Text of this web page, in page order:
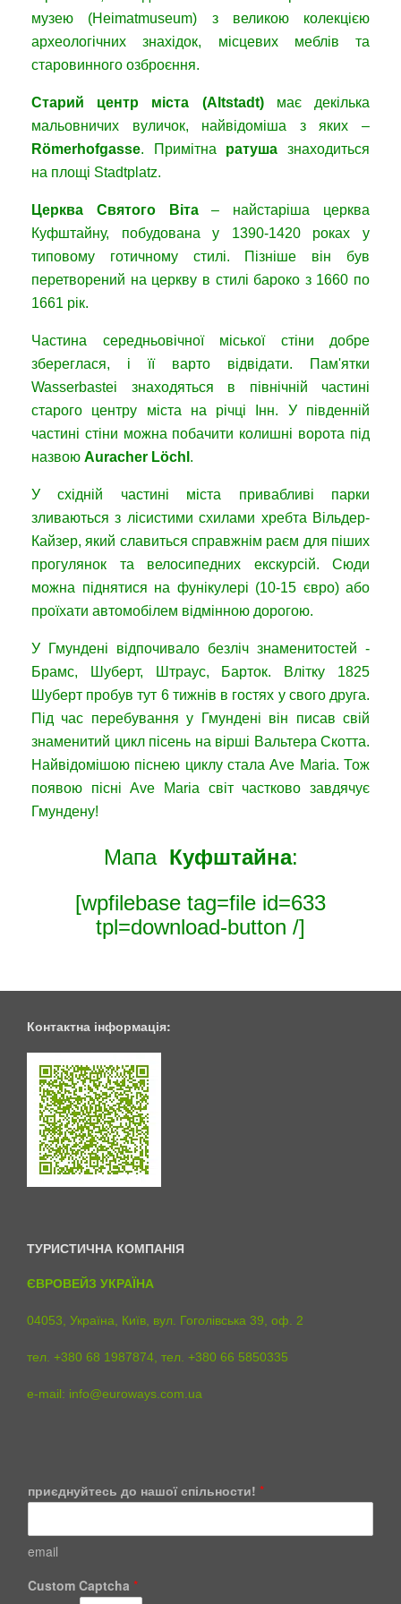
музею (Heimatmuseum) з великою колекцією
археологічних знахідок, місцевих меблів та
старовинного озброєння.
Старий центр міста (Altstadt)має декілька
мальовничих вуличок, найвідоміша з яких –
Römerhofgasse. Примітна ратуша знаходиться
на площі Stadtplatz.
Церква Святого Віта– найстаріша церква
Куфштайну, побудована у 1390-1420 роках у
типовому готичному стилі. Пізніше він був
перетворений на церкву в стилі бароко з 1660 по
1661 рік.
Частина середньовічної міської стіни добре
збереглася, і її варто відвідати. Пам'ятки
Wasserbastei знаходяться в північній частині
старого центру міста на річці Інн. У південній
частині стіни можна побачити колишні ворота під
назвою Auracher Löchl .
У східній частині міста привабливі парки
зливаються з лісистими схилами хребта Вільдер-
Кайзер, який славиться справжнім раєм для піших
прогулянок та велосипедних екскурсій. Сюди
можна піднятися на фунікулері (10-15 євро) або
проїхати автомобілем відмінною дорогою.
У Гмундені відпочивало безліч знаменитостей -
Брамс, Шуберт, Штраус, Барток. Влітку 1825
Шуберт пробув тут 6 тижнів в гостях у свого друга.
Під час перебування у Гмундені він писав свій
знаменитий цикл пісень на вірші Вальтера Скотта.
Найвідомішою піснею циклу стала Ave Maria. Тож
появою пісні Ave Maria світ частково завдячує
Гмундену!
Мапа Куфштайна:
[wpfilebase tag=file id=633
tpl=download-button /]
Контактна інформація:
ТУРИСТИЧНА КОМПАНІЯ
ЄВРОВЕЙЗ УКРАЇНА
04053, Україна, Київ, вул. Гоголівська 39, оф. 2
тел. +380 68 1987874, тел. +380 66 5850335
e-mail: info@euroways.com.ua
приєднуйтесь до нашої спільности! *
email
п
Custom Captcha *